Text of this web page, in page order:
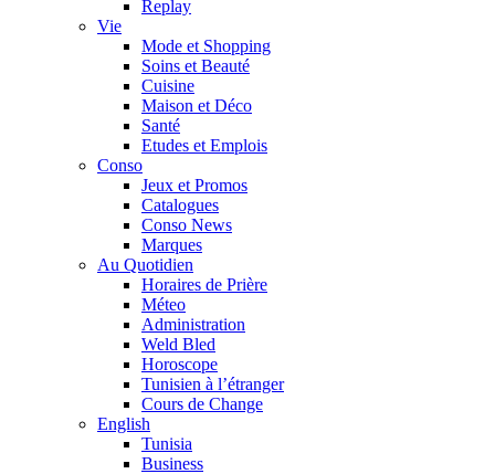
Replay
Vie
Mode et Shopping
Soins et Beauté
Cuisine
Maison et Déco
Santé
Etudes et Emplois
Conso
Jeux et Promos
Catalogues
Conso News
Marques
Au Quotidien
Horaires de Prière
Méteo
Administration
Weld Bled
Horoscope
Tunisien à l’étranger
Cours de Change
English
Tunisia
Business